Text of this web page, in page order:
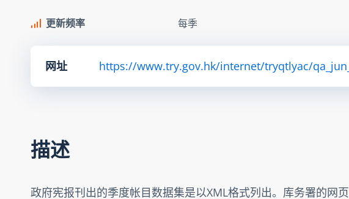
更新频率 每季
网址 https://www.try.gov.hk/internet/tryqtlyac/
描述
政府宪报刊出的季度帐目数据集是以XML格式列出。库务署的网